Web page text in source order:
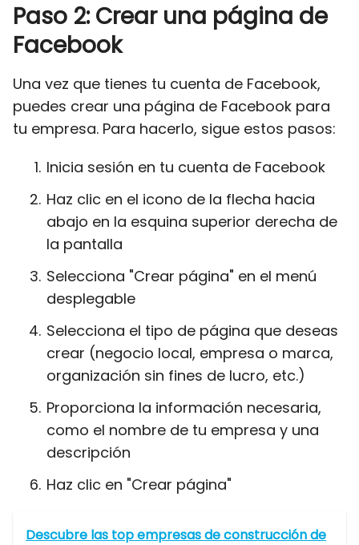
Paso 2: Crear una página de
Facebook
Una vez que tienes tu cuenta de Facebook,
puedes crear una página de Facebook para
tu empresa. Para hacerlo, sigue estos pasos:
Inicia sesión en tu cuenta de Facebook
Haz clic en el icono de la flecha hacia
abajo en la esquina superior derecha de
la pantalla
Selecciona "Crear página" en el menú
desplegable
Selecciona el tipo de página que deseas
crear (negocio local, empresa o marca,
organización sin fines de lucro, etc.)
Proporciona la información necesaria,
como el nombre de tu empresa y una
descripción
Haz clic en "Crear página"
Descubre las top empresas de construcción de